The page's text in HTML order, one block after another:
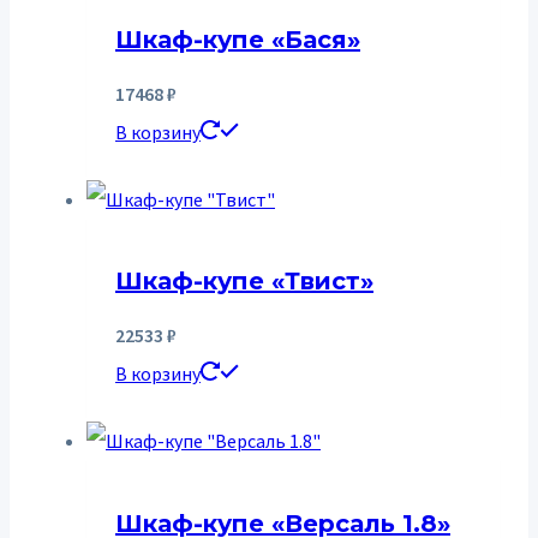
Шкаф-купе «Бася»
17468₽
В корзину
Шкаф-купе «Твист»
22533 ₽
В корзину
Шкаф-купе «Версаль 1.8»